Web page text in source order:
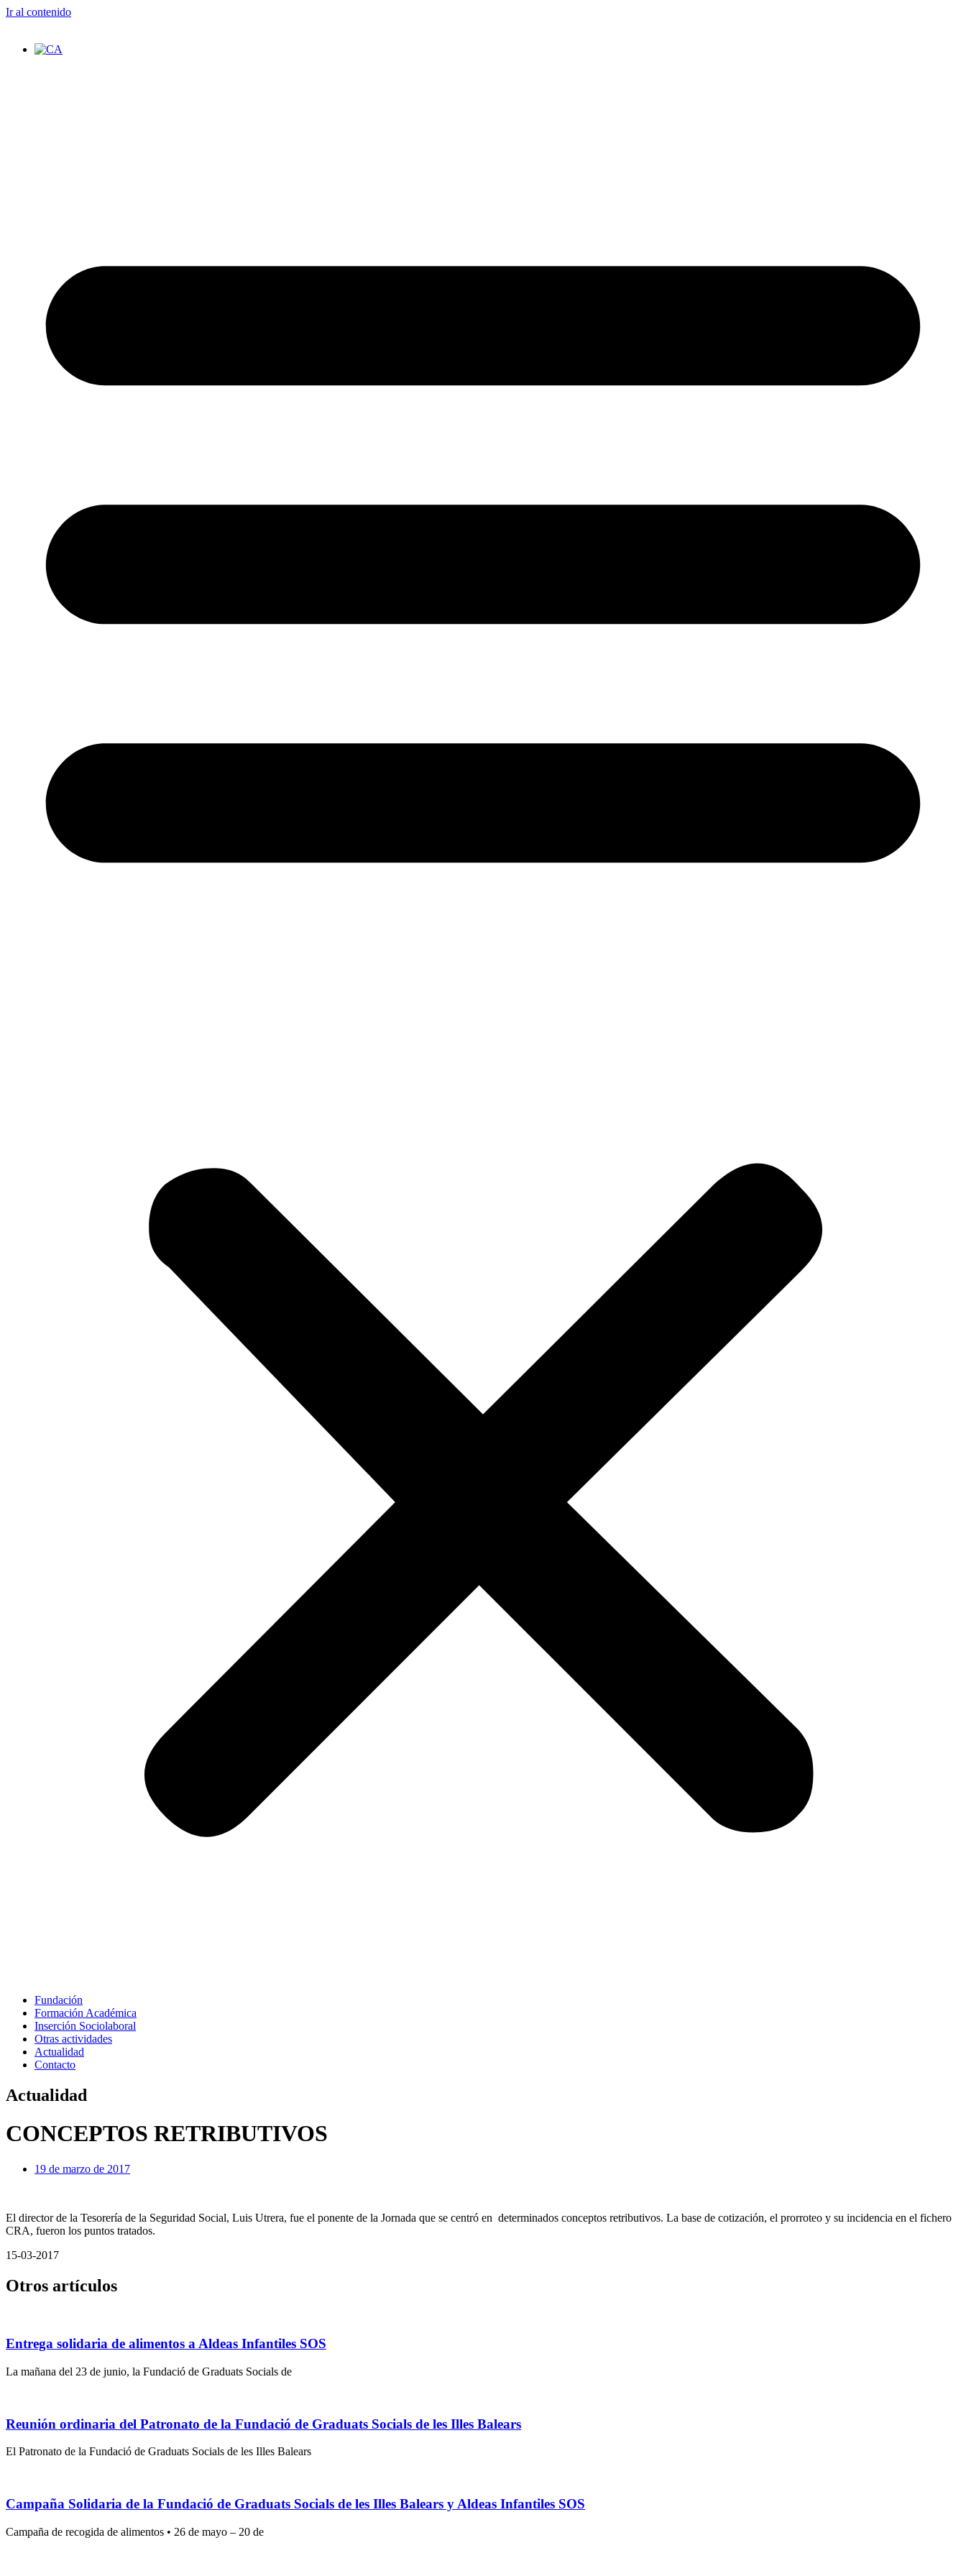
Ir al contenido
Fundación
Formación Académica
Inserción Sociolaboral
Otras actividades
Actualidad
Contacto
Actualidad
CONCEPTOS RETRIBUTIVOS
19 de marzo de 2017
El director de la Tesorería de la Seguridad Social, Luis Utrera, fue el ponente de la Jornada que se centró en determinados conceptos retributivos. La base de cotización, el prorroteo y su incidencia en el fichero
CRA, fueron los puntos tratados.
15-03-2017
Otros artículos
Entrega solidaria de alimentos a Aldeas Infantiles SOS
La mañana del 23 de junio, la Fundació de Graduats Socials de
Reunión ordinaria del Patronato de la Fundació de Graduats Socials de les Illes Balears
El Patronato de la Fundació de Graduats Socials de les Illes Balears
Campaña Solidaria de la Fundació de Graduats Socials de les Illes Balears y Aldeas Infantiles SOS
Campaña de recogida de alimentos • 26 de mayo – 20 de